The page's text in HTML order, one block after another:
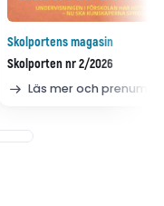
Skolportens magasin
Skolporten nr 2/2026
Läs mer och